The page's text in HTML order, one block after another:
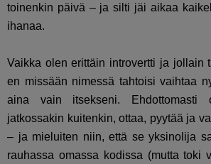
toinenkin päivä – ja silti jäi aikaa
ihanaa.
Vaikka olen erittäin introvertti ja jollain
en missään nimessä tahtoisi vaihtaa
aina vain itsekseni. Ehdottomasti
jatkossakin kuitenkin, ottaa, pyytää ja
– ja mieluiten niin, että se yksinolija
rauhassa omassa kodissa (mutta toki